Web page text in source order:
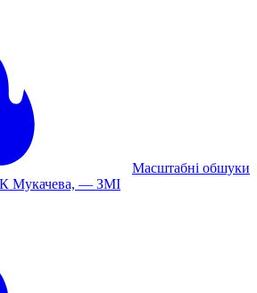
Масштабні обшуки
Мукачева, — ЗМІ